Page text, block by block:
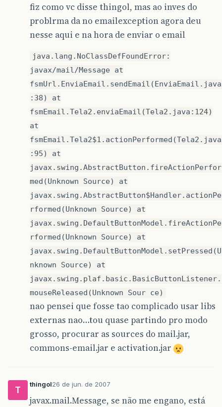
fiz como vc disse thingol, mas ao inves do
problrma da no emailexception agora deu
nesse aqui e na hora de enviar o email
java.lang.NoClassDefFoundError:
javax/mail/Message at
fsmUrl.EnviaEmail.sendEmail(EnviaEmail.java
:38) at
fsmEmail.Tela2.enviaEmail(Tela2.java:124)
at
fsmEmail.Tela2$1.actionPerformed(Tela2.java
:95) at
javax.swing.AbstractButton.fireActionPerfor
med(Unknown Source) at
javax.swing.AbstractButton$Handler.actionPe
rformed(Unknown Source) at
javax.swing.DefaultButtonModel.fireActionPe
rformed(Unknown Source) at
javax.swing.DefaultButtonModel.setPressed(U
nknown Source) at
javax.swing.plaf.basic.BasicButtonListener.
mouseReleased(Unknown Sour ce)
nao pensei que fosse tao complicado usar libs
externas nao…tou quase partindo pro modo
grosso, procurar as sources do mail.jar,
commons-email.jar e activation.jar
T
thingol26 de jun. de 2007
javax.mail.Message, se não me engano, está